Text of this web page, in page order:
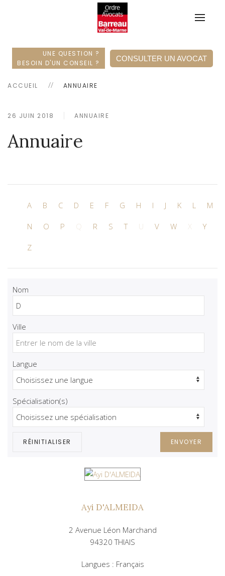
UNE QUESTION ?
BESOIN D'UN CONSEIL ?
CONSULTER UN AVOCAT
ACCUEIL ANNUAIRE
26 JUIN 2018 ANNUAIRE
Annuaire
A B C D E F G H I J K L M
N O P Q R S T U V W X Y
Z
Nom
Ville
Langue
Spécialisation(s)
RÉINITIALISER ENVOYER
Ayi D'ALMEIDA
2 Avenue Léon Marchand
94320 THIAIS
Langues : Français